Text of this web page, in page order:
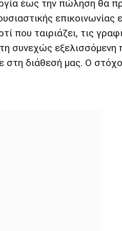
έως την πώληση θα
επικοινωνίας
που ταιριάζει, τις
συνεχώς εξελισσόμενη
στη διάθεσή μας. Ο